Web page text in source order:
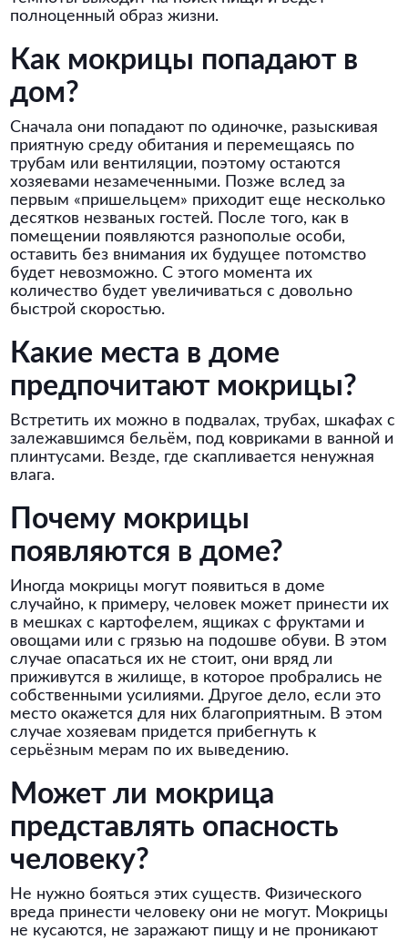
полноценный образ жизни.
Как мокрицы попадают в
дом?
Сначала они попадают по одиночке, разыскивая
приятную среду обитания и перемещаясь по
трубам или вентиляции, поэтому остаются
хозяевами незамеченными. Позже вслед за
первым «пришельцем» приходит еще несколько
десятков незваных гостей. После того, как в
помещении появляются разнополые особи,
оставить без внимания их будущее потомство
будет невозможно. С этого момента их
количество будет увеличиваться с довольно
быстрой скоростью.
Какие места в доме
предпочитают мокрицы?
Встретить их можно в подвалах, трубах, шкафах с
залежавшимся бельём, под ковриками в ванной и
плинтусами. Везде, где скапливается ненужная
влага.
Почему мокрицы
появляются в доме?
Иногда мокрицы могут появиться в доме
случайно, к примеру, человек может принести их
в мешках с картофелем, ящиках с фруктами и
овощами или с грязью на подошве обуви. В этом
случае опасаться их не стоит, они вряд ли
приживутся в жилище, в которое пробрались не
собственными усилиями. Другое дело, если это
место окажется для них благоприятным. В этом
случае хозяевам придется прибегнуть к
серьёзным мерам по их выведению.
Может ли мокрица
представлять опасность
человеку?
Не нужно бояться этих существ. Физического
вреда принести человеку они не могут. Мокрицы
не кусаются, не заражают пищу и не проникают